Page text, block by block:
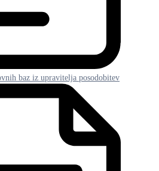
baz iz upravitelja posodobitev